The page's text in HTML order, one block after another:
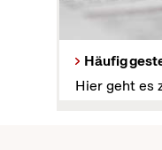
Häufig
Hier geht es